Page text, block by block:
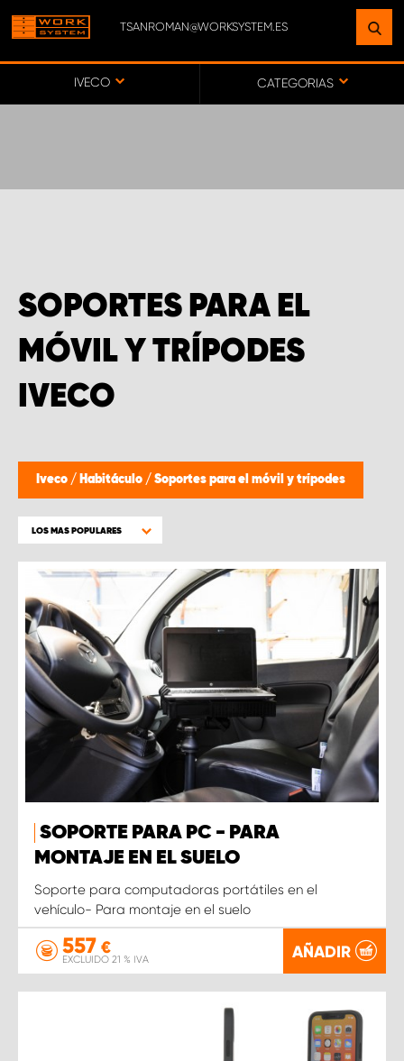
TSANROMAN@WORKSYSTEM.ES
IVECO CATEGORIAS
SOPORTES PARA EL
MÓVIL Y TRÍPODES
IVECO
Iveco / Habitáculo / Soportes para el móvil y trípodes
LOS MAS POPULARES
SOPORTE PARA PC - PARA
MONTAJE EN EL SUELO
Soporte para computadoras portátiles en el
vehículo- Para montaje en el suelo
557 €
EXCLUIDO 21 % IVA AÑADIR
ENCUENTRE UNA INSTALACIÓN
CERCA DE USTED